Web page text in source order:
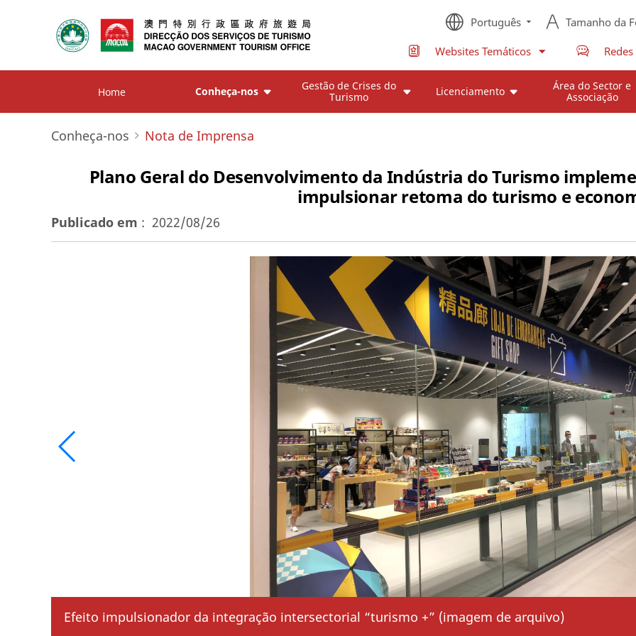
Português Tamanho da
Websites Temáticos
Home Conheça-nos
Gestão de Crises do
Turismo
Licenciamento
Área do Sector e
Associação
Conheça-nos Nota de Imprensa
Plano Geral do Desenvolvimento da Indústria do Turismo
impulsionar retoma do turismo e
Publicado em : 2022/08/26
Efeito impulsionador da integração intersectorial “turismo +” (imagem de arquivo)